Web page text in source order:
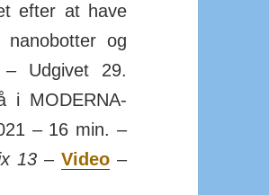
efter at have
nanobotter og
Udgivet 29.
i MODERNA-
– 16 min. –
13– Video–